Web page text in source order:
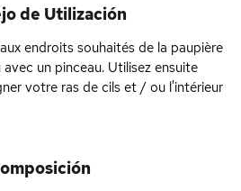
de Utilización
endroits souhaités de la paupière
un pinceau. Utilisez ensuite
votre ras de cils et / ou l'intérieur